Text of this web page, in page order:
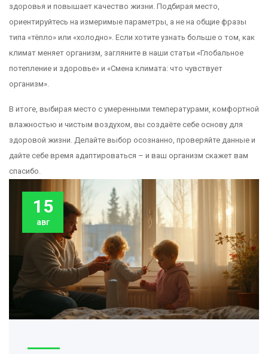
здоровья и повышает качество жизни. Подбирая место,
ориентируйтесь на измеримые параметры, а не на общие фразы
типа «тёпло» или «холодно». Если хотите узнать больше о том, как
климат меняет организм, загляните в наши статьи «Глобальное
потепление и здоровье» и «Смена климата: что чувствует
организм».
В итоге, выбирая место с умеренными температурами, комфортной
влажностью и чистым воздухом, вы создаёте себе основу для
здоровой жизни. Делайте выбор осознанно, проверяйте данные и
дайте себе время адаптироваться – и ваш организм скажет вам
спасибо.
15
авг